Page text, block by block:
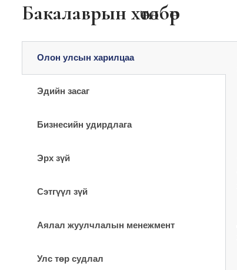
Бакалаврын хөтөлбөр
Олон улсын харилцаа
Эдийн засаг
Бизнесийн удирдлага
Эрх зүй
Сэтгүүл зүй
Аялал жуулчлалын менежмент
Улс төр судлал